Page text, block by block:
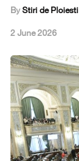
By Stiri de Ploiesti
,2 June 2026